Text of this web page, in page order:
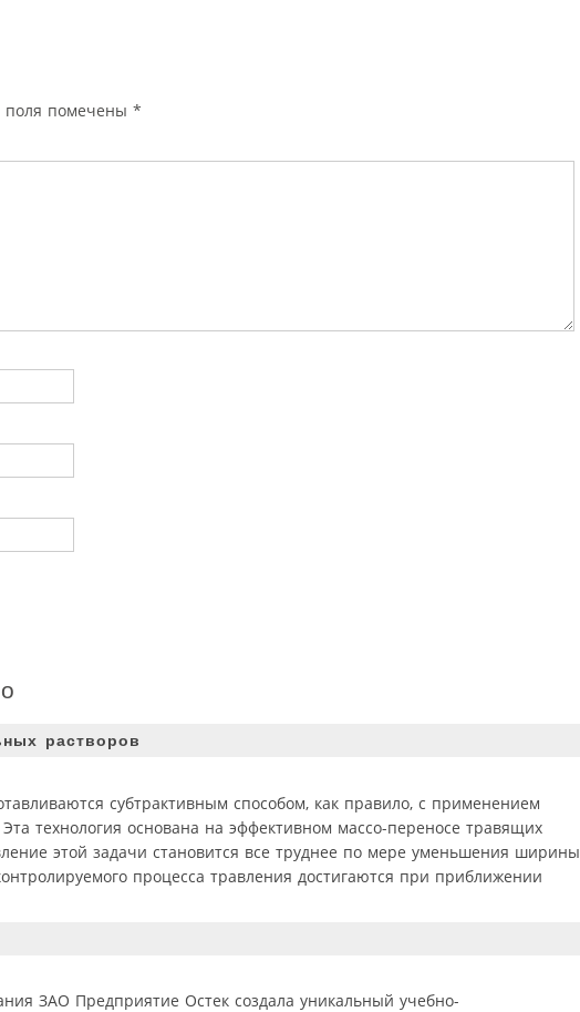
поля помечены *
растворов
субтрактивным способом, как правило, с применением
технология основана на эффективном массо-переносе травящих
этой задачи становится все труднее по мере уменьшения ширины
процесса травления достигаются при приближении
ЗАО Предприятие Остек создала уникальный учебно-